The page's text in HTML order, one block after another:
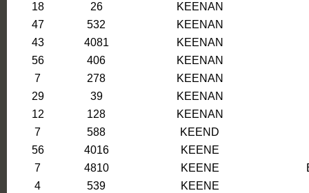
18
26
KEENAN
47
532
KEENAN
43
4081
KEENAN
56
406
KEENAN
7
278
KEENAN
29
39
KEENAN
12
128
KEENAN
7
588
KEEND
56
4016
KEENE
7
4810 KEENE
4
539
KEENE